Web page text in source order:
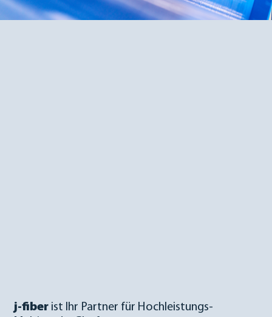
j-fiber ist Ihr Partner für Hochleistungs-